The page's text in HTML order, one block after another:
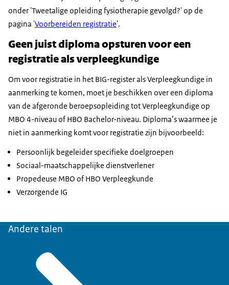
onder 'Tweetalige opleiding fysiotherapie gevolgd?' op de
pagina 'Voorbereiden registratie'.
Geen juist diploma opsturen voor een
registratie als verpleegkundige
Om voor registratie in het BIG-register als Verpleegkundige in
aanmerking te komen, moet je beschikken over een diploma
van de afgeronde beroepsopleiding tot Verpleegkundige op
MBO 4-niveau of HBO Bachelor-niveau. Diploma’s waarmee je
niet in aanmerking komt voor registratie zijn bijvoorbeeld:
Persoonlijk begeleider specifieke doelgroepen
Sociaal-maatschappelijke dienstverlener
Propedeuse MBO of HBO Verpleegkunde
Verzorgende IG
Andere talen